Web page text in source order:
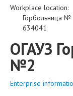
Workplace location:
Горбольница №
634041
ОГАУЗ
№2
Enterprise